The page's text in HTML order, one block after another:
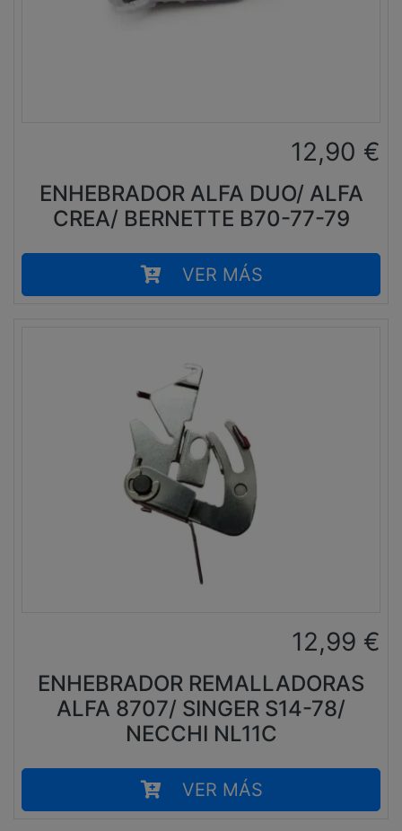
12,90 €
ENHEBRADOR ALFA DUO/ ALFA
CREA/ BERNETTE B70-77-79
VER MÁS
12,99 €
ENHEBRADOR REMALLADORAS
ALFA 8707/ SINGER S14-78/
NECCHI NL11C
VER MÁS